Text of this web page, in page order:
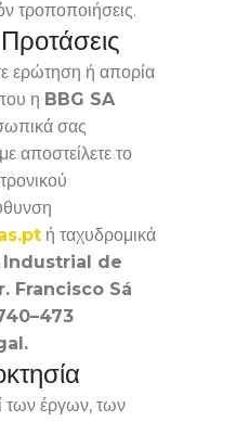
τροποποιήσεις.
ερώτηση ή απορία
η BBG SA
σας
αποστείλετε το
ή ταχυδρομικά
Industrial de
Francisco Sá
των έργων, των